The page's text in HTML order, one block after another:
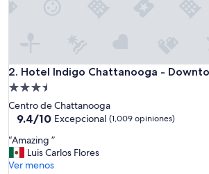
2. Hotel Indigo Chattanooga -
Hotel Indigo Chattanooga - Downtown
Propiedad
de
3.5
Centro de Chattanooga
9.4
10,
Excepcional,
(1,009
9.4/10 Excepcional (1,009 opiniones)
“
A
m
“Amazing ”
Luis Carlos Flores
Ver menos